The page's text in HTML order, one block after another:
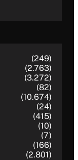
(249)
(2.763)
(3.272)
(82)
(10.674)
(24)
(415)
(10)
(7)
(166)
(2.801)